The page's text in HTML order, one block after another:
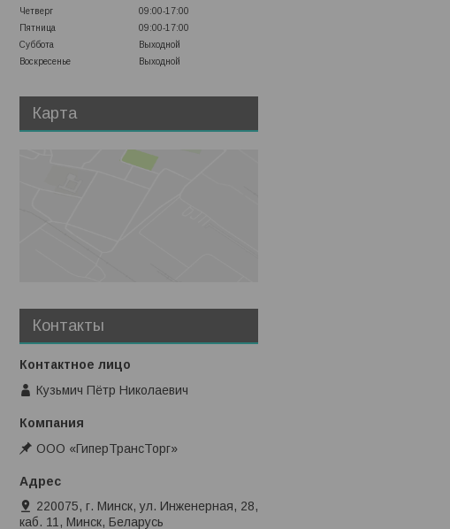
Четверг
09:00-17:00
Пятница
09:00-17:00
Суббота
Выходной
Воскресенье
Выходной
Карта
Контакты
Кузьмич Пётр Николаевич
ООО «ГиперТрансТорг»
220075, г. Минск, ул. Инженерная, 28,
каб. 11, Минск, Беларусь